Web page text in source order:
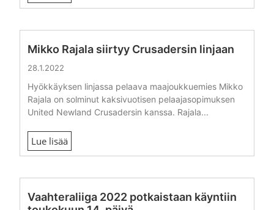
Mikko Rajala siirtyy Crusadersin linjaan
28.1.2022
Hyökkäyksen linjassa pelaava maajoukkuemies Mikko
Rajala on solminut kaksivuotisen pelaajasopimuksen
United Newland Crusadersin kanssa. Rajala...
Lue lisää
Vaahteraliiga 2022 potkaistaan käyntiin